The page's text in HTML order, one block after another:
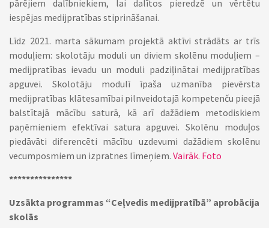
pārējiem dalībniekiem, lai dalītos pieredzē un vērtētu
iespējas medijpratības stiprināšanai.
Līdz 2021. marta sākumam projektā aktīvi strādāts ar trīs
moduļiem: skolotāju moduli un diviem skolēnu moduļiem –
medijpratības ievadu un moduli padziļinātai medijpratības
apguvei. Skolotāju modulī īpaša uzmanība pievērsta
medijpratības klātesamībai pilnveidotajā kompetenču pieejā
balstītajā mācību saturā, kā arī dažādiem metodiskiem
paņēmieniem efektīvai satura apguvei. Skolēnu moduļos
piedāvāti diferencēti mācību uzdevumi dažādiem skolēnu
vecumposmiem un izpratnes līmeņiem. Vairāk. Foto
***************
Uzsākta programmas “Ceļvedis medijpratībā” aprobācija
skolās